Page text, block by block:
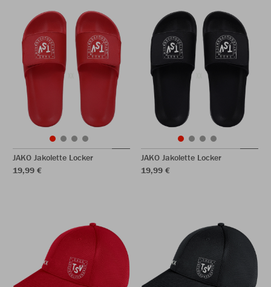
JAKO Jakolette Locker
19,99 €
JAKO Jakolette Locker
19,99 €